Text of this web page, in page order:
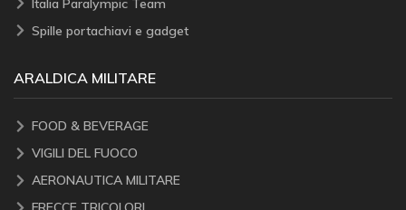
Italia Paralympic Team
Spille portachiavi e gadget
ARALDICA MILITARE
FOOD & BEVERAGE
VIGILI DEL FUOCO
AERONAUTICA MILITARE